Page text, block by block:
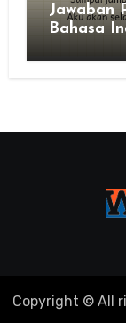
Jawaban
Bahasa
Copyright © All